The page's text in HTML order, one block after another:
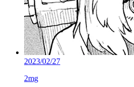
2023/02/27
2mg